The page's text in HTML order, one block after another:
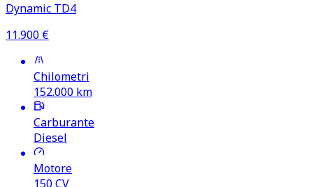
Dynamic TD4
11.900 €
Chilometri
152.000 km
Carburante
Diesel
Motore
150CV